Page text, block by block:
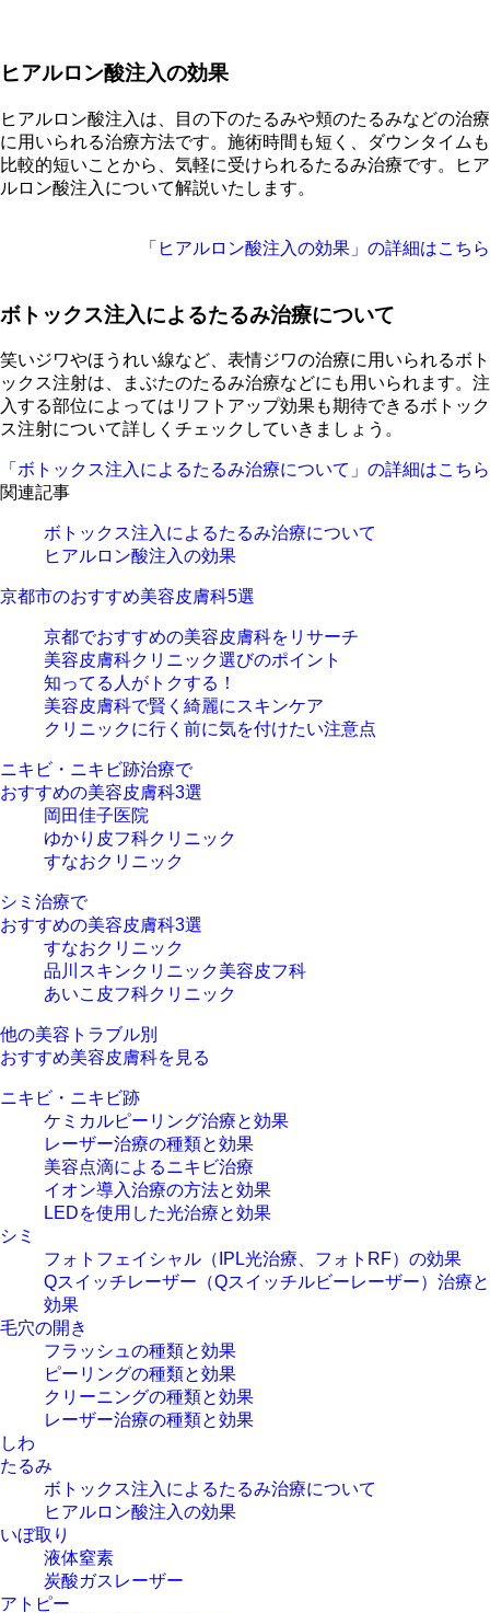
ヒアルロン酸注入の効果
ヒアルロン酸注入は、目の下のたるみや頬のたるみなどの治療
に用いられる治療方法です。施術時間も短く、ダウンタイムも
比較的短いことから、気軽に受けられるたるみ治療です。ヒア
ルロン酸注入について解説いたします。
「ヒアルロン酸注入の効果」の詳細はこちら
ボトックス注入によるたるみ治療について
笑いジワやほうれい線など、表情ジワの治療に用いられるボト
ックス注射は、まぶたのたるみ治療などにも用いられます。注
入する部位によってはリフトアップ効果も期待できるボトック
ス注射について詳しくチェックしていきましょう。
「ボトックス注入によるたるみ治療について」の詳細はこちら
関連記事
ボトックス注入によるたるみ治療について
ヒアルロン酸注入の効果
京都市のおすすめ美容皮膚科5選
京都でおすすめの美容皮膚科をリサーチ
美容皮膚科クリニック選びのポイント
知ってる人がトクする！
美容皮膚科で賢く綺麗にスキンケア
クリニックに行く前に気を付けたい注意点
ニキビ・ニキビ跡治療で
おすすめの美容皮膚科3選
岡田佳子医院
ゆかり皮フ科クリニック
すなおクリニック
シミ治療で
おすすめの美容皮膚科3選
すなおクリニック
品川スキンクリニック美容皮フ科
あいこ皮フ科クリニック
他の美容トラブル別
おすすめ美容皮膚科を見る
ニキビ・ニキビ跡
ケミカルピーリング治療と効果
レーザー治療の種類と効果
美容点滴によるニキビ治療
イオン導入治療の方法と効果
LEDを使用した光治療と効果
シミ
フォトフェイシャル（IPL光治療、フォトRF）の効果
Qスイッチレーザー（Qスイッチルビーレーザー）治療と
効果
毛穴の開き
フラッシュの種類と効果
ピーリングの種類と効果
クリーニングの種類と効果
レーザー治療の種類と効果
しわ
たるみ
ボトックス注入によるたるみ治療について
ヒアルロン酸注入の効果
いぼ取り
液体窒素
炭酸ガスレーザー
アトピー